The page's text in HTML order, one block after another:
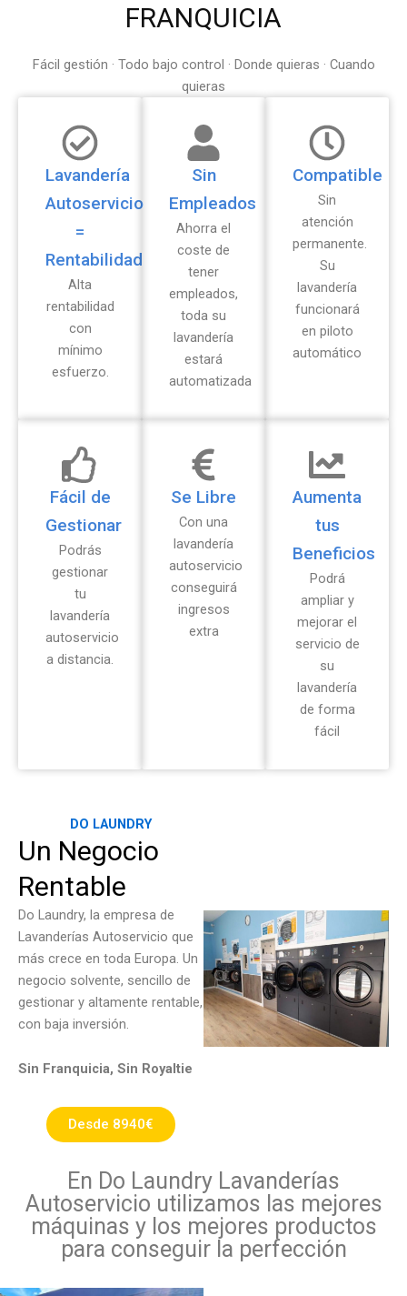
FRANQUICIA
Fácil gestión · Todo bajo control · Donde quieras · Cuando
quieras
Lavandería
Autoservicio
=
Rentabilidad
Alta
rentabilidad
con
mínimo
esfuerzo.
Sin
Empleados
Ahorra el
coste de
tener
empleados,
toda su
lavandería
estará
automatizada
Compatible
Sin
atención
permanente.
Su
lavandería
funcionará
en piloto
automático
Fácil de
Gestionar
Podrás
gestionar
tu
lavandería
autoservicio
a distancia.
Se Libre
Con una
lavandería
autoservicio
conseguirá
ingresos
extra
Aumenta
tus
Beneficios
Podrá
ampliar y
mejorar el
servicio de
su
lavandería
de forma
fácil
DO LAUNDRY
Un Negocio
Rentable
Do Laundry, la empresa de
Lavanderías Autoservicio que
más crece en toda Europa. Un
negocio solvente, sencillo de
gestionar y altamente rentable,
con baja inversión.
Sin Franquicia, Sin Royaltie
Desde 8940€
En Do Laundry Lavanderías
Autoservicio utilizamos las mejores
máquinas y los mejores productos
para conseguir la perfección